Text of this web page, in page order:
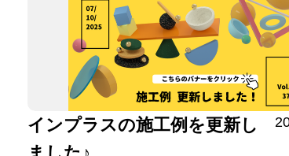
インプラスの施工例を更新し